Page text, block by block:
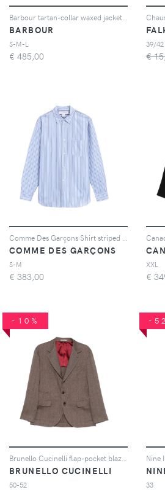
BARBOUR
S-M-L
€ 485,00
39/42
€
COMME DES GARÇONS
S-M
€ 383,00
XXL
€
-10%
BRUNELLO CUCINELLI
50-52
-
33